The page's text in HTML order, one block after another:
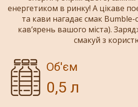
енергетиком в ринку! А цікаве
та кави нагадає смак
кав’ярень вашого міста).
смакуй з
Об'єм
0,5 л